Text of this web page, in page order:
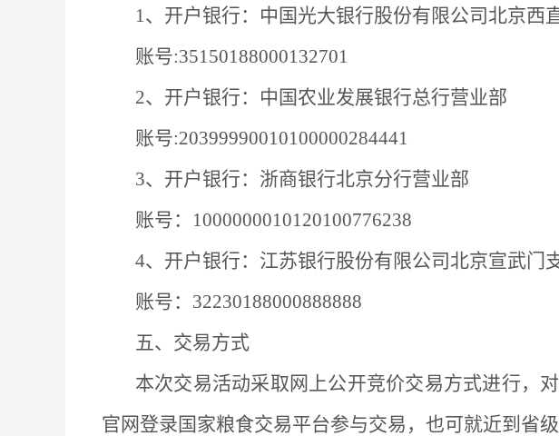
1、开户银行：中国光大银行股份有限公司北京西
账号:35150188000132701
2、开户银行：中国农业发展银行总行营业部
账号:20399990010100000284441
3、开户银行：浙商银行北京分行营业部
账号： 1000000010120100776238
4、开户银行：江苏银行股份有限公司北京宣武门
账号： 32230188000888888
五、交易方式
本次交易活动采取网上公开竞价交易方式进行，
官网登录国家粮食交易平台参与交易，也可就近到省